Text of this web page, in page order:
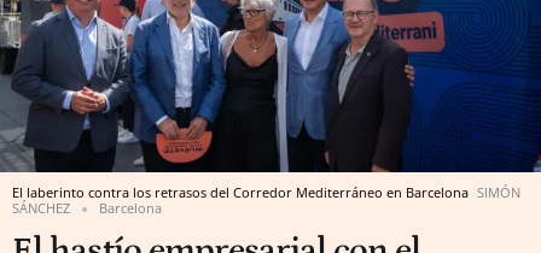
El laberinto contra los retrasos del Corredor Mediterráneo en Barcelona SIMÓN
SÁNCHEZ
Barcelona